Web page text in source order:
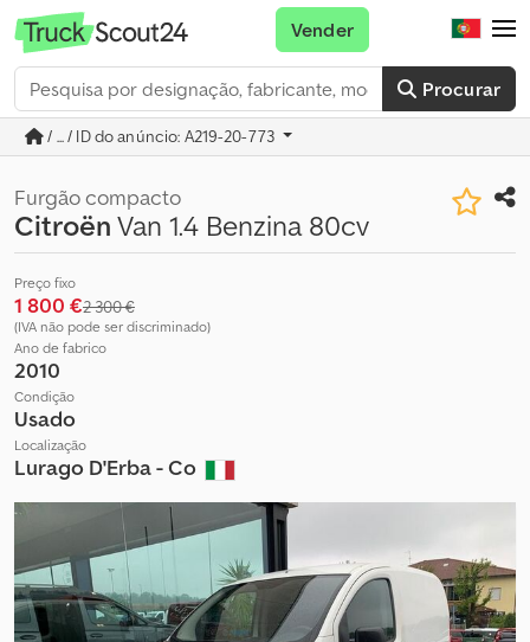
Procurar
Vender
/ ... / ID do anúncio: A219-20-773
Furgão compacto
CitroënVan 1.4 Benzina 80cv
Preço fixo
1 800 €2 300 €
(IVA não pode ser discriminado)
Ano de fabrico
2010
Condição
Usado
Localização
Lurago D'Erba - Co